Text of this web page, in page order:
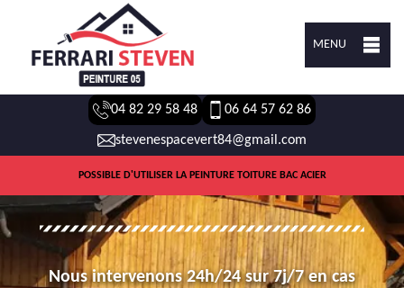
MENU
04 82 29 58 48 06 64 57 62 86
stevenespacevert84@gmail.com
POSSIBLE D'UTILISER LA PEINTURE TOITURE BAC ACIER
Nous intervenons 24h/24 sur 7j/7 en cas